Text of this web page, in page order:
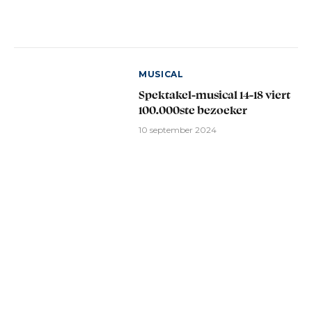
MUSICAL
Spektakel-musical 14-18 viert
100.000ste bezoeker
10 september 2024